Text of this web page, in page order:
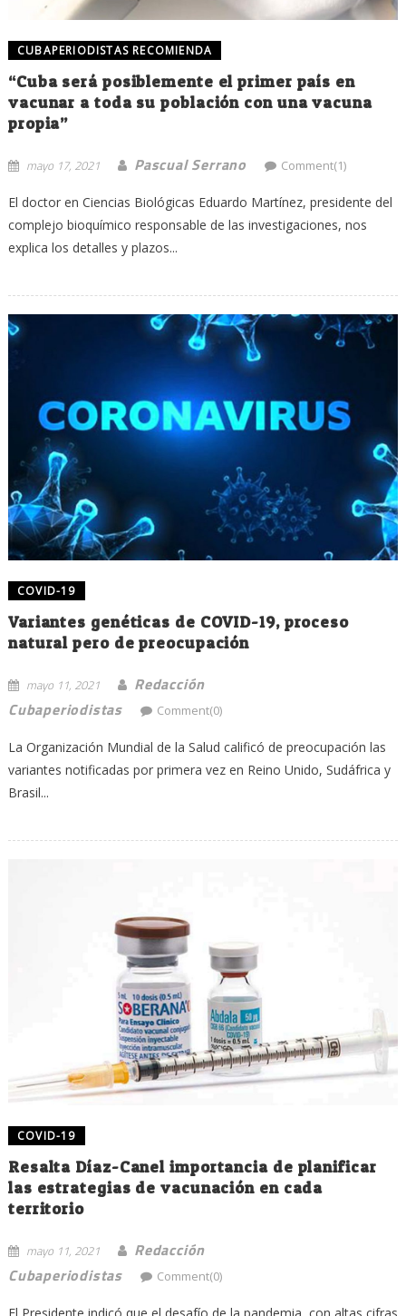
CUBAPERIODISTAS RECOMIENDA
“Cuba será posiblemente el primer país en
vacunar a toda su población con una vacuna
propia”
mayo 17, 2021 Pascual Serrano Comment(1)
El doctor en Ciencias Biológicas Eduardo Martínez, presidente del
complejo bioquímico responsable de las investigaciones, nos
explica los detalles y plazos...
COVID-19
Variantes genéticas de COVID-19, proceso
natural pero de preocupación
mayo 11, 2021
Redacción
Cubaperiodistas
Comment(0)
La Organización Mundial de la Salud calificó de preocupación las
variantes notificadas por primera vez en Reino Unido, Sudáfrica y
Brasil...
COVID-19
Resalta Díaz-Canel importancia de planificar
las estrategias de vacunación en cada
territorio
mayo 11, 2021
Redacción
Cubaperiodistas
Comment(0)
El Presidente indicó que el desafío de la pandemia, con altas cifras